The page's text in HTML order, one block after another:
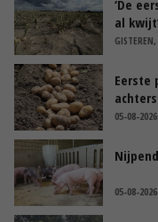
‘De
al
Eerste
05-08-2026
05-08-2026